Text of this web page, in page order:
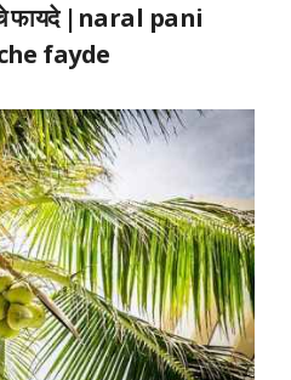
फायदे |naral pani
fayde